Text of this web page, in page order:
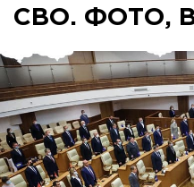
СВО. ФОТО,